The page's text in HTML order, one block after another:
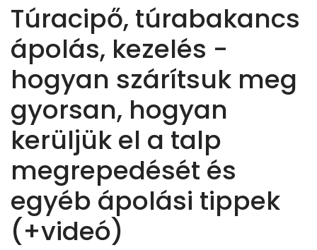
Túracipő, túrabakancs
ápolás, kezelés -
hogyan szárítsuk meg
gyorsan, hogyan
kerüljük el a talp
megrepedését és
egyéb ápolási tippek
(+videó)